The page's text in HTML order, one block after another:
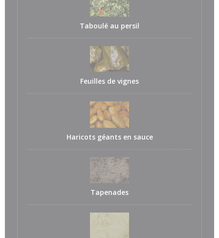
Taboulé au persil
Feuilles de vignes
Haricots géants en sauce
Tapenades